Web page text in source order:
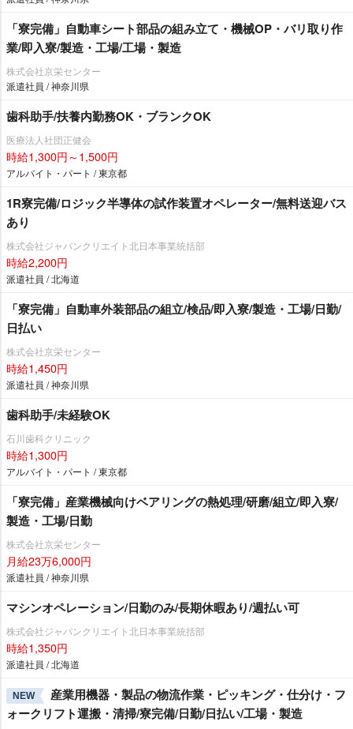
「寮完備」自動車シート部品の組み立て・機械OP・バリ取り作
業/即入寮/製造・工場/工場・製造
株式会社京栄センター
派遣社員 / 神奈川県
歯科助手/扶養内勤務OK・ブランクOK
医療法人社団正健会
時給1,300円～1,500円
アルバイト・パート / 東京都
1R寮完備/ロジック半導体の試作装置オペレーター/無料送迎バス
あり
株式会社ジャパンクリエイト北日本事業統括部
時給2,200円
派遣社員 / 北海道
「寮完備」自動車外装部品の組立/検品/即入寮/製造・工場/日勤/
日払い
株式会社京栄センター
時給1,450円
派遣社員 / 神奈川県
歯科助手/未経験OK
石川歯科クリニック
時給1,300円
アルバイト・パート / 東京都
「寮完備」産業機械向けベアリングの熱処理/研磨/組立/即入寮/
製造・工場/日勤
株式会社京栄センター
月給23万6,000円
派遣社員 / 神奈川県
マシンオペレーション/日勤のみ/長期休暇あり/週払い可
株式会社ジャパンクリエイト北日本事業統括部
時給1,350円
派遣社員 / 北海道
NEW
産業用機器・製品の物流作業・ピッキング・仕分け・フ
ォークリフト運搬・清掃/寮完備/日勤/日払い/工場・製造